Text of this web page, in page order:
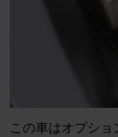
この車はオプシ